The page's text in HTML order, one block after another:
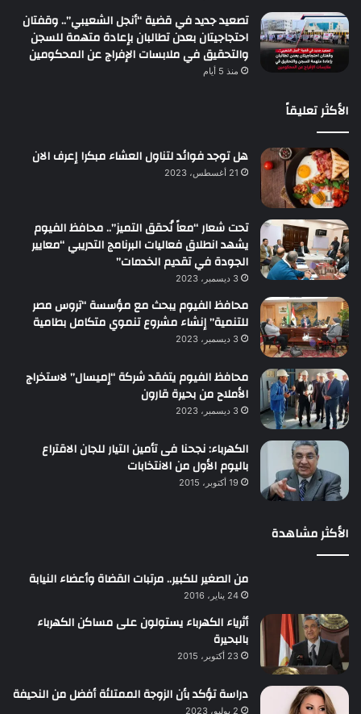
تصعيد جديد في قضية “أنجل الشعيبي”.. وقفتان
احتجاجيتان بعدن تطالبان بإعادة متهمة للسجن
والتحقيق في ملابسات الإفراج عن المحكومين
منذ 5 أيام
الأكثر تعليقاً
هل توجد فوائد لتناول العشاء مبكرا إعرف الان
21 أغسطس، 2023
تحت شعار “معاً نُحقق التميز”.. محافظ الفيوم
يشهد انطلاق فعاليات البرنامج التدريبي “معايير
الجودة في تقديم الخدمات”
3 ديسمبر، 2023
محافظ الفيوم يبحث مع مؤسسة “تروس مصر
للتنمية” إنشاء مشروع تنموي متكامل بطامية
3 ديسمبر، 2023
محافظ الفيوم يتفقد شركة “إميسال” لاستخراج
الأملاح من بحيرة قارون
3 ديسمبر، 2023
الكهرباء: نجحنا فى تأمين التيار للجان الاقتراع
باليوم الأول من الانتخابات
19 أكتوبر، 2015
الأكثر مشاهدة
من الصغير للكبير.. مرتبات القضاة وأعضاء النيابة
24 يناير، 2016
أثرياء الكهرباء يستولون على مساكن الكهرباء
بالبحيرة
23 أكتوبر، 2015
دراسة تؤكد بأن الزوجة الممتلئة أفضل من النحيفة
2 يوليو، 2023